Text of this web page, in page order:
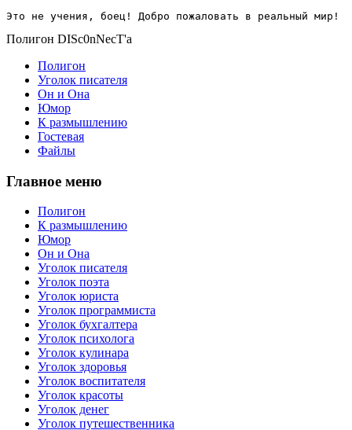
Это не учения, боец! Добро пожаловать в реальный мир!
Полигон DISc0nNecT'a
Полигон
Уголок писателя
Он и Она
Юмор
К размышлению
Гостевая
Файлы
Главное меню
Полигон
К размышлению
Юмор
Он и Она
Уголок писателя
Уголок поэта
Уголок юриста
Уголок программиста
Уголок бухгалтера
Уголок психолога
Уголок кулинара
Уголок здоровья
Уголок воспитателя
Уголок красоты
Уголок денег
Уголок путешественника